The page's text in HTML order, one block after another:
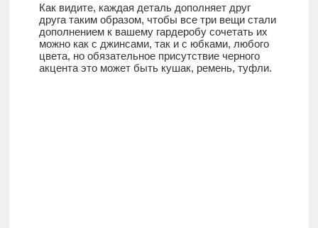
Как видите, каждая деталь дополняет друг
друга таким образом, чтобы все три вещи стали
дополнением к вашему гардеробу сочетать их
можно как с джинсами, так и с юбками, любого
цвета, но обязательное присутствие черного
акцента это может быть кушак, ремень, туфли.